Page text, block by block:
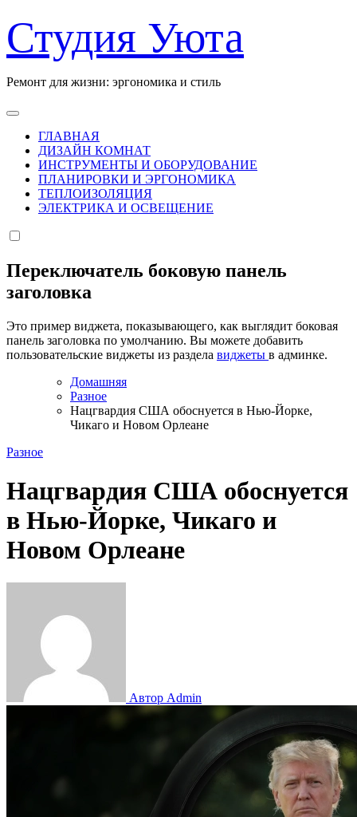
к
содержанию
Студия Уюта
Ремонт для жизни: эргономика и стиль
ГЛАВНАЯ
ДИЗАЙН КОМНАТ
ИНСТРУМЕНТЫ И ОБОРУДОВАНИЕ
ПЛАНИРОВКИ И ЭРГОНОМИКА
ТЕПЛОИЗОЛЯЦИЯ
ЭЛЕКТРИКА И ОСВЕЩЕНИЕ
Переключатель боковую панель
заголовка
Это пример виджета, показывающего, как выглядит боковая
панель заголовка по умолчанию. Вы можете добавить
пользовательские виджеты из раздела виджеты в админке.
Домашняя
Разное
Нацгвардия США обоснуется в Нью-Йорке,
Чикаго и Новом Орлеане
Разное
Нацгвардия США обоснуется
в Нью-Йорке, Чикаго и
Новом Орлеане
Автор Admin